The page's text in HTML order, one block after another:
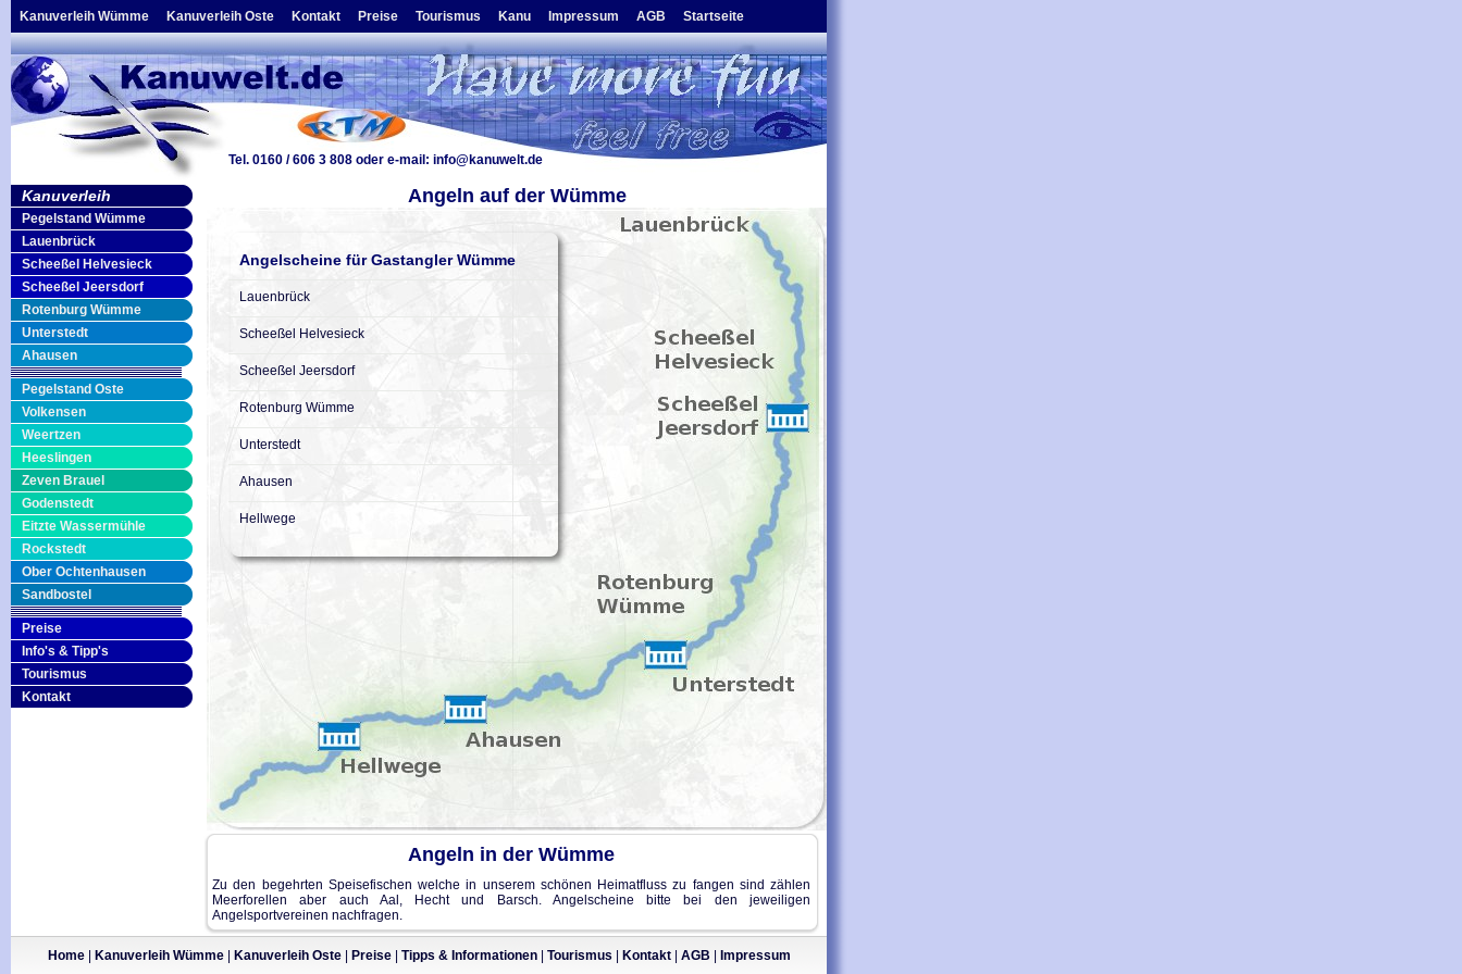
Kanuverleih Wümme Kanuverleih Oste Kontakt Preise Tourismus Kanu Impressum AGB Startseite
Tel. 0160 / 606 3 808 oder e-mail: info@kanuwelt.de
Kanuverleih
Pegelstand Wümme
Lauenbrück
Scheeßel Helvesieck
Scheeßel Jeersdorf
Rotenburg Wümme
Unterstedt
Ahausen
Pegelstand Oste
Volkensen
Weertzen
Heeslingen
Zeven Brauel
Godenstedt
Eitzte Wassermühle
Rockstedt
Ober Ochtenhausen
Sandbostel
Preise
Info's & Tipp's
Tourismus
Kontakt
Angeln auf der Wümme
Angelscheine für Gastangler Wümme
Lauenbrück
Scheeßel Helvesieck
Scheeßel Jeersdorf
Rotenburg Wümme
Unterstedt
Ahausen
Hellwege
Angeln in der Wümme
Zu den begehrten Speisefischen welche in unserem schönen Heimatfluss zu fangen sind zählen
Meerforellen aber auch Aal, Hecht und Barsch. Angelscheine bitte bei den jeweiligen
Angelsportvereinen nachfragen.
Home| Kanuverleih Wümme| Kanuverleih Oste| Preise| Tipps & Informationen| Tourismus| Kontakt| AGB Impressum